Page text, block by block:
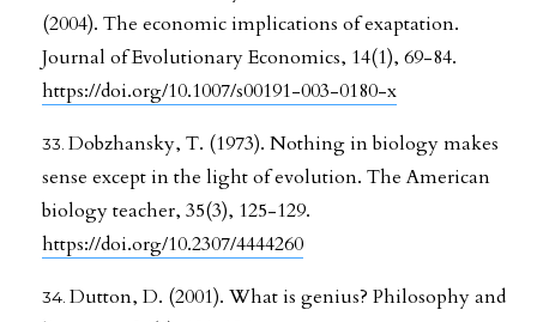
(2004). The economic implications of exaptation.
Journal of Evolutionary Economics, 14(1), 69-84.
https://doi.org/10.1007/s00191-003-0180-x
Dobzhansky, T. (1973). Nothing in biology makes
sense except in the light of evolution. The American
biology teacher, 35(3), 125-129.
https://doi.org/10.2307/4444260
Dutton, D. (2001). What is genius? Philosophy and